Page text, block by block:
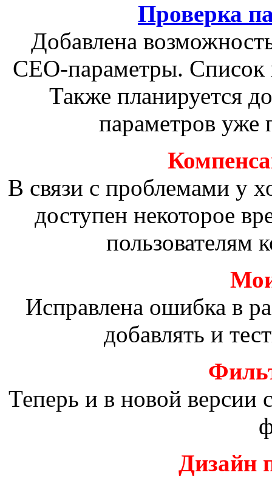
Проверка
Добавлена
СЕО-параметры. Список
Также планируется
параметров уже
В связи с проблемами у
доступен некоторое
пользователям
Исправлена ошибка в
добавлять и
Теперь и в новой
Дизайн